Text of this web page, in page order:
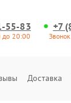
55-83
до 20:00
+7
Доставка